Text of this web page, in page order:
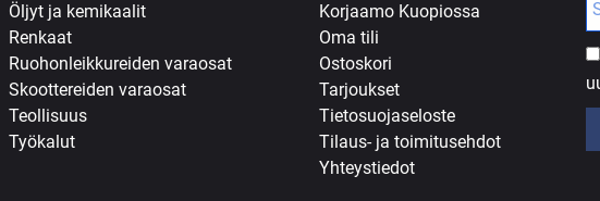
Öljyt ja kemikaalit
Renkaat
Ruohonleikkureiden varaosat
Skoottereiden varaosat
Teollisuus
Työkalut
Korjaamo Kuopiossa
Oma tili
Ostoskori
Tarjoukset
Tietosuojaseloste
Tilaus- ja toimitusehdot
Yhteystiedot